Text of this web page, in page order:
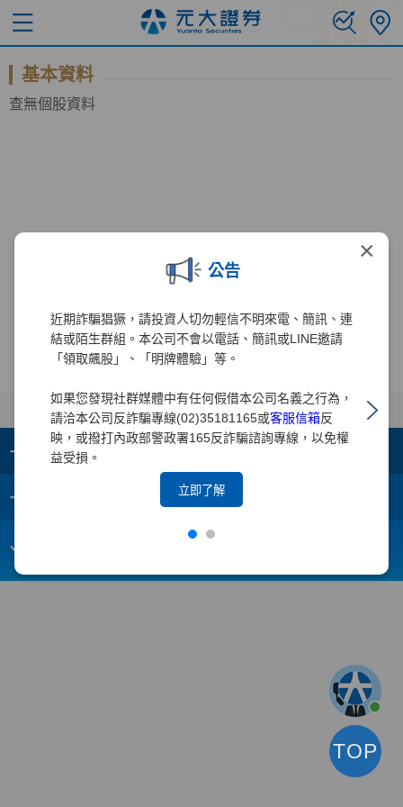
×
公告
近期詐騙猖獗，請投資人切勿輕信不明來電、簡訊、連
結或陌生群組。本公司不會以電話、簡訊或LINE邀請
「領取飆股」、「明牌體驗」等。
如果您發現社群媒體中有任何假借本公司名義之行為，
請洽本公司反詐騙專線(02)35181165或客服信箱反
映，或撥打內政部警政署165反詐騙諮詢專線，以免權
益受損。
立即了解
基本資料
查無個股資料
+ 集團成員
+
webmaster@yuanta.com
TOP